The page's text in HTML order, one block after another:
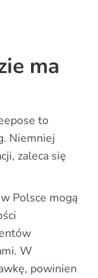
ma
to
Niemniej
zaleca się
Polsce mogą
W
powinien